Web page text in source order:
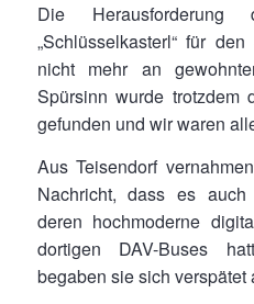
Die
„Schlüsselkasterl“ für
nicht mehr an
Spürsinn wurde trotzdem
gefunden und wir waren
Aus Teisendorf
Nachricht, dass es
deren hochmoderne
dortigen DAV-Buses
begaben sie sich verspätet